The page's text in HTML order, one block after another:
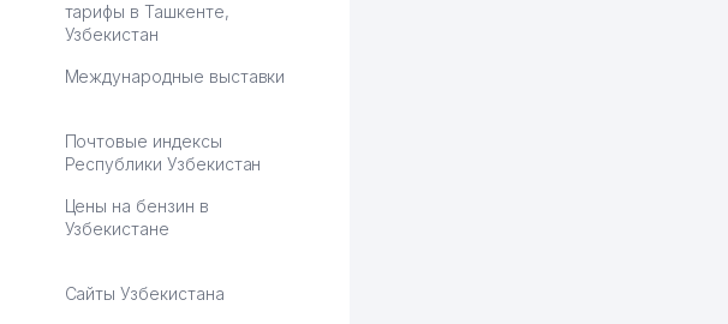
тарифы в Ташкенте,
Узбекистан
Международные выставки
Почтовые индексы
Республики Узбекистан
Цены на бензин в
Узбекистане
Сайты Узбекистана